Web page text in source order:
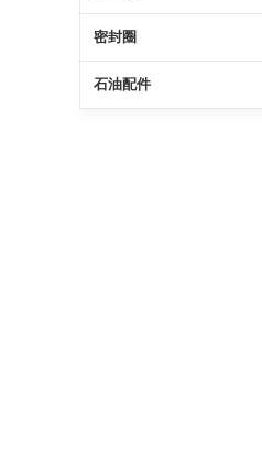
密封圈
石油配件